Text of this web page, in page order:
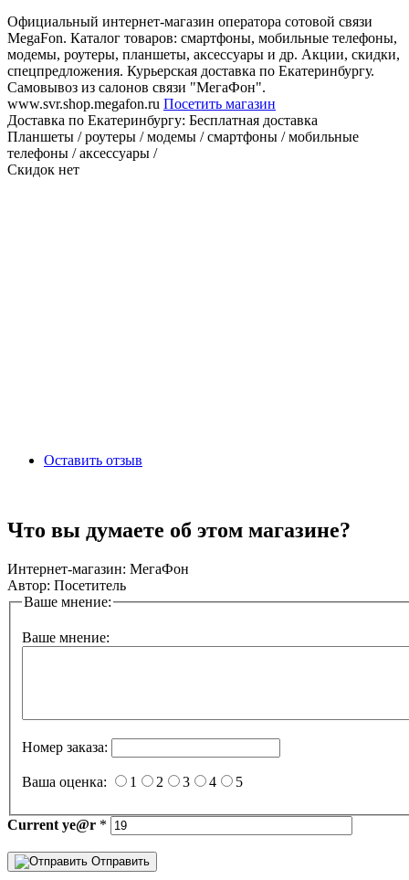
Официальный интернет-магазин оператора сотовой связи
MegaFon. Каталог товаров: смартфоны, мобильные телефоны,
модемы, роутеры, планшеты, аксессуары и др. Акции, скидки,
спецпредложения. Курьерская доставка по Екатеринбургу.
Самовывоз из салонов связи "МегаФон".
www.svr.shop.megafon.ru Посетить магазин
Доставка по Екатеринбургу: Бесплатная доставка
Планшеты / роутеры / модемы / смартфоны / мобильные
телефоны / аксессуары /
Скидок нет
Оставить отзыв
Что вы думаете об этом магазине?
Интернет-магазин: МегаФон
Автор: Посетитель
Ваше мнение:
Ваше мнение:
Номер заказа:
Ваша оценка: 1 2 3 4 5
Current ye@r *
Отправить